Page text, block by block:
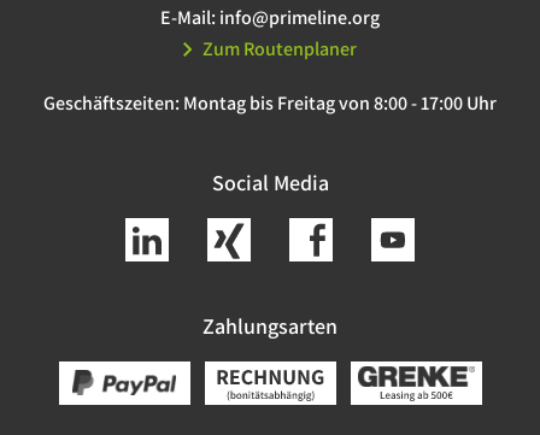
E-Mail: info@primeline.org
Zum Routenplaner
Geschäftszeiten: Montag bis Freitag von 8:00 - 17:00 Uhr
Social Media
Zahlungsarten